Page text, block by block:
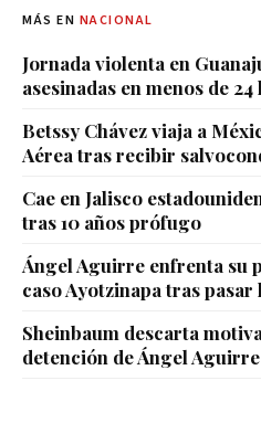
MÁS EN NACIONAL
Jornada violenta en
asesinadas en menos de 24
Betssy Chávez viaja a
Aérea tras recibir
Cae en Jalisco
tras 10 años prófugo
Ángel Aguirre enfrenta su
caso Ayotzinapa tras
Sheinbaum descarta
detención de Ángel